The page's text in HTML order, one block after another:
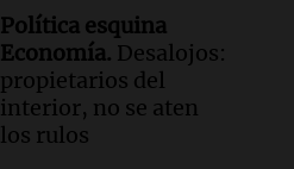
Política esquina
Economía. Desalojos:
propietarios del
interior, no se aten
los rulos